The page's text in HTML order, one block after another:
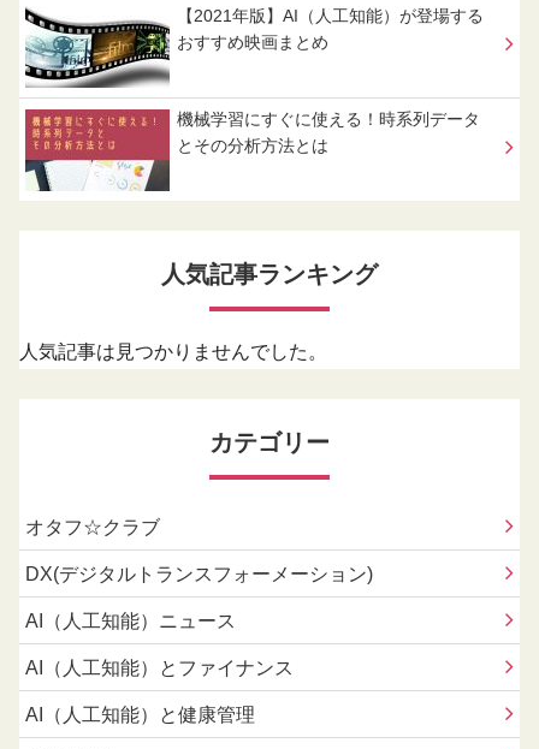
【2021年版】AI（人工知能）が登場する
おすすめ映画まとめ
機械学習にすぐに使える！時系列データ
とその分析方法とは
人気記事ランキング
人気記事は見つかりませんでした。
カテゴリー
オタフ☆クラブ
DX(デジタルトランスフォーメーション)
AI（人工知能）ニュース
AI（人工知能）とファイナンス
AI（人工知能）と健康管理